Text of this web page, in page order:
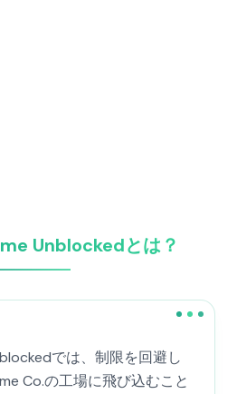
Unblockedとは？
では、制限を回避し
Co.の工場に飛び込むこと